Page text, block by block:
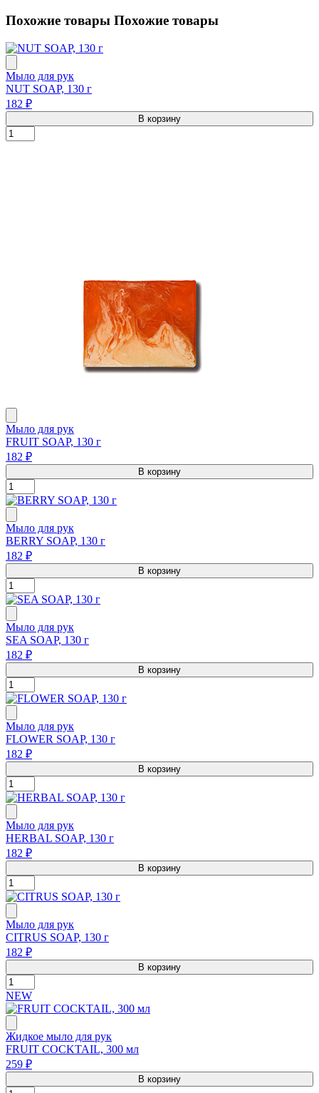
Похожие товары Похожие товары
Мыло для рук
NUT SOAP, 130 г
182 ₽
В корзину
Мыло для рук
FRUIT SOAP, 130 г
182 ₽
В корзину
Мыло для рук
BERRY SOAP, 130 г
182 ₽
В корзину
Мыло для рук
SEA SOAP, 130 г
182 ₽
В корзину
Мыло для рук
FLOWER SOAP, 130 г
182 ₽
В корзину
Мыло для рук
HERBAL SOAP, 130 г
182 ₽
В корзину
Мыло для рук
CITRUS SOAP, 130 г
182 ₽
В корзину
NEW
Жидкое мыло для рук
FRUIT COCKTAIL, 300 мл
259 ₽
В корзину